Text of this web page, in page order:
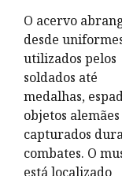
O acervo
desde
utilizados pelos
soldados até
medalhas,
objetos alemães
capturados
combates. O
está localizado